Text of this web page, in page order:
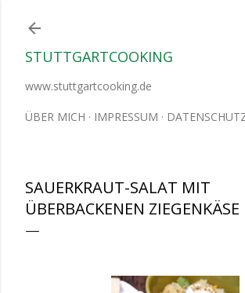
STUTTGARTCOOKING
www.stuttgartcooking.de
ÜBER MICH IMPRESSUM
SAUERKRAUT-SALAT MIT
ÜBERBACKENEN ZIEGENKÄSE